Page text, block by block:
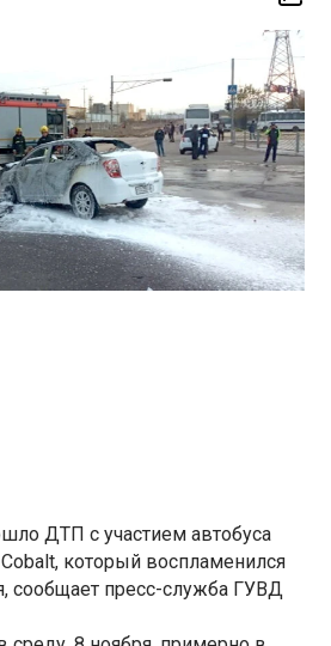
ДТП с участием автобуса
который воспламенился
сообщает пресс-служба ГУВД